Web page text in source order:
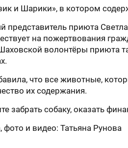
и Шарики», в котором
представитель приюта
на пожертвования
волонтёры приюта
что все животные,
их содержания.
забрать собаку, оказать
фото и видео: Татьяна Рунова